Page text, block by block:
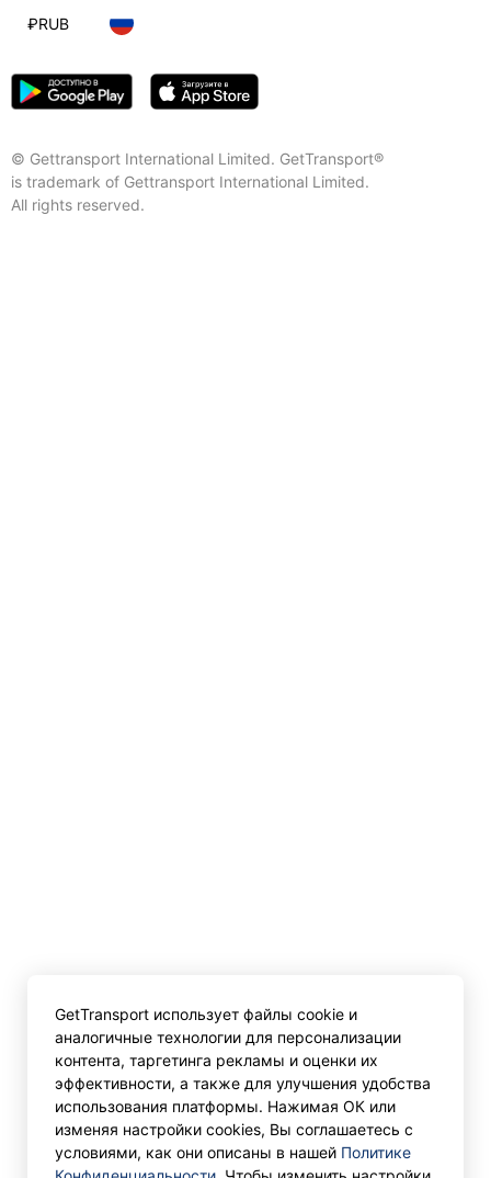
© Gettransport International Limited. GetTransport®
is trademark of Gettransport International Limited.
All rights reserved.
₽RUB
GetTransport использует файлы cookie и
аналогичные технологии для персонализации
контента, таргетинга рекламы и оценки их
эффективности, а также для улучшения удобства
использования платформы. Нажимая ОК или
изменяя настройки cookies, Вы соглашаетесь с
условиями, как они описаны в нашей Политике